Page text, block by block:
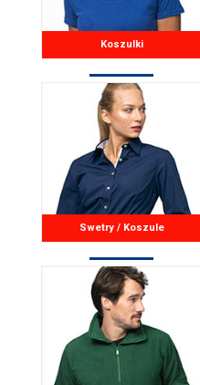
Koszulki
Swetry / Koszule